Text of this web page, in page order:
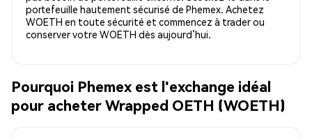
portefeuille hautement sécurisé de Phemex. Achetez
WOETH en toute sécurité et commencez à trader ou
conserver votre WOETH dès aujourd’hui.
Pourquoi Phemex est l'exchange idéal
pour acheter Wrapped OETH (WOETH)